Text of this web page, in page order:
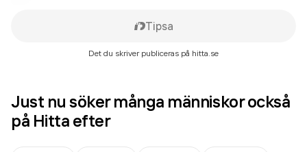
Tipsa
Det du skriver publiceras på hitta.se
Just nu söker många människor också
på Hitta efter